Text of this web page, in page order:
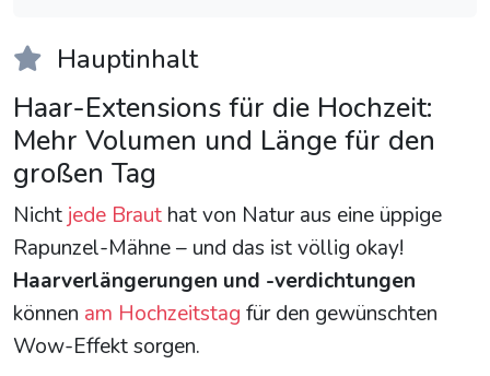
Hauptinhalt
Haar-Extensions für die Hochzeit:
Mehr Volumen und Länge für den
großen Tag
Nicht jede Braut hat von Natur aus eine üppige
Rapunzel-Mähne – und das ist völlig okay!
Haarverlängerungen und -verdichtungen
können am Hochzeitstag für den gewünschten
Wow-Effekt sorgen.